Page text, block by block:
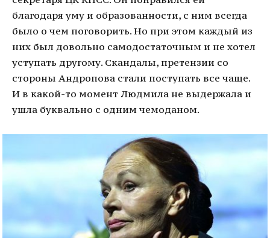
благодаря уму и образованности, с ним всегда
было о чем поговорить. Но при этом каждый из
них был довольно самодостаточным и не хотел
уступать другому. Скандалы, претензии со
стороны Андропова стали поступать все чаще.
И в какой-то момент Людмила не выдержала и
ушла буквально с одним чемоданом.